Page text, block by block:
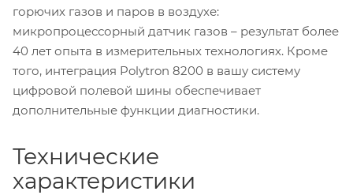
горючих газов и паров в воздухе:
микропроцессорный датчик газов – результат более
40 лет опыта в измерительных технологиях. Кроме
того, интеграция Polytron 8200 в вашу систему
цифровой полевой шины обеспечивает
дополнительные функции диагностики.
Технические
характеристики